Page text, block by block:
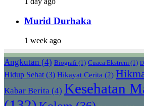
Murid Durhaka
1 week ago
Angkutan (4) Biografi (1) Cuaca Ekstrem (1)
Hidup Sehat (3) Hikayat Cerita (2)
Kabar Berita (4) Kesehatan